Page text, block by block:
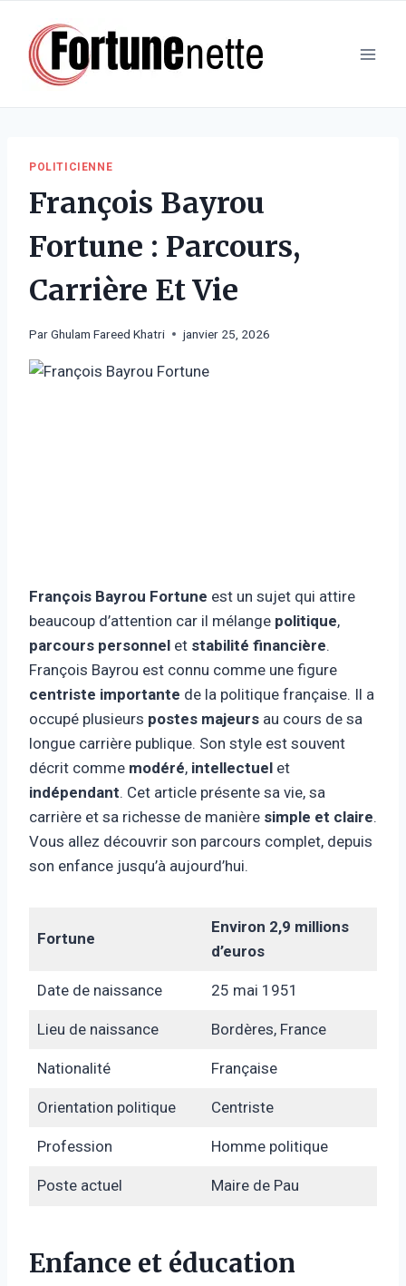
contenu
POLITICIENNE
François Bayrou
Fortune : Parcours,
Carrière Et Vie
ParGhulam Fareed Khatri janvier 25, 2026
François Bayrou Fortune est un sujet qui attire
beaucoup d’attention car il mélange politique,
parcours personnel et stabilité financière.
François Bayrou est connu comme une figure
centriste importante de la politique française. Il a
occupé plusieurs postes majeurs au cours de sa
longue carrière publique. Son style est souvent
décrit comme modéré, intellectuel et
indépendant. Cet article présente sa vie, sa
carrière et sa richesse de manière simple et claire.
Vous allez découvrir son parcours complet, depuis
son enfance jusqu’à aujourd’hui.
Fortune
Environ 2,9 millions
d’euros
Date de naissance 25 mai 1951
Lieu de naissance Bordères, France
Nationalité Française
Orientation politique Centriste
Profession Homme politique
Poste actuel Maire de Pau
Enfance et éducation